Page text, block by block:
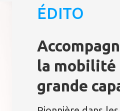
ÉDITO
la mobilité
grande